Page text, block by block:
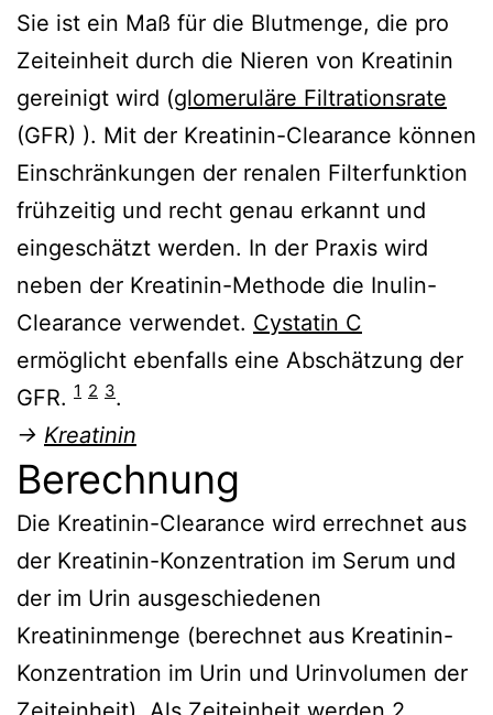
Sie ist ein Maß für die Blutmenge, die pro
Zeiteinheit durch die Nieren von Kreatinin
gereinigt wird (glomeruläre Filtrationsrate
(GFR) ). Mit der Kreatinin-Clearance können
Einschränkungen der renalen Filterfunktion
frühzeitig und recht genau erkannt und
eingeschätzt werden. In der Praxis wird
neben der Kreatinin-Methode die Inulin-
Clearance verwendet. Cystatin C
ermöglicht ebenfalls eine Abschätzung der
GFR. 1 2 3.
→ Kreatinin
Berechnung
Die Kreatinin-Clearance wird errechnet aus
der Kreatinin-Konzentration im Serum und
der im Urin ausgeschiedenen
Kreatininmenge (berechnet aus Kreatinin-
Konzentration im Urin und Urinvolumen der